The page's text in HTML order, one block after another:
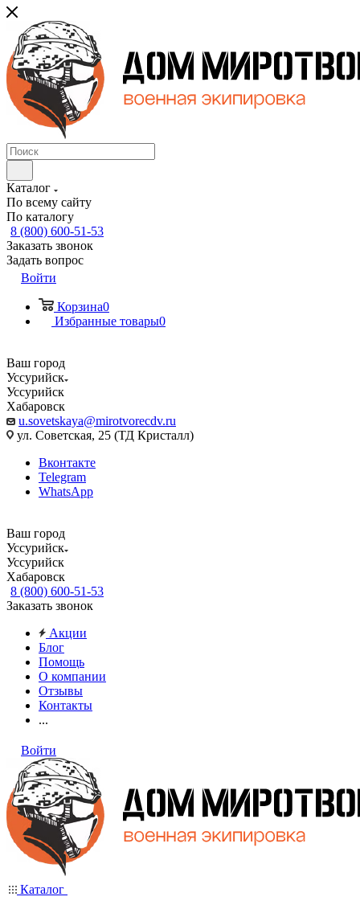
Каталог
По всему сайту
По каталогу
8 (800) 600-51-53
Заказать звонок
Задать вопрос
Войти
Корзина0
Избранные товары0
Ваш город
Уссурийск
Уссурийск
Хабаровск
u.sovetskaya@mirotvorecdv.ru
ул. Советская, 25 (ТД Кристалл)
Вконтакте
Telegram
WhatsApp
Ваш город
Уссурийск
Уссурийск
Хабаровск
8 (800) 600-51-53
Заказать звонок
Акции
Блог
Помощь
О компании
Отзывы
Контакты
...
Войти
Каталог